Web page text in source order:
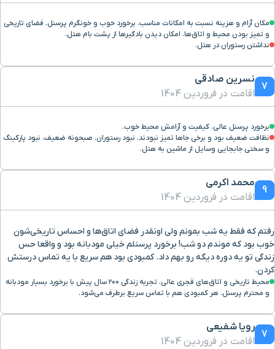
مکان آرام و هزینه نسبت به امکانات مناسب. برخورد خوب و خونگرم پرسنل. فضای تاریخی
و تمیز بودن محیط و اتاق‌ها. امکان دیدن بادگیرها از پشت بام هتل.
نداشتن رستوران در هتل.
7
نسرین صادقی
اقامت در فروردین 1404
برخورد پرسنل عالی. کیفیت و آرامش محیط خوب.
نظافت ضعیف بود و برخی جاها تمیز نبودند. نبود رستوران. صبحونه ضعیف. نبود پارکینگ
و سختی جابجایی وسایل از ماشین به هتل.
9
محمد اکرمی
اقامت در فروردین 1404
رفتم که فقط یه شب بمونم ولی اونقدر فضای اتاق‌ها و احساس تاریخی‌شون
خوب بود که موندم دو شب! برخورد پرسنلم خیلی مودبانه بود و واقعا حس
زندگی تو یه دوره دیگه رو بهم داد. کمبودی بود هم سریع با یه تماس درستش
کردن.
محیط تاریخی و اتاق‌های قجری عالی. تجربه زندگی ۲۰۰ سال پیش با برخورد بسیار مودبانه
و محترم پرسنل. هر کمبودی هم با تماس سریع برطرف می‌شود.
7
رویا شفیعی
اقامت در فروردین 1404